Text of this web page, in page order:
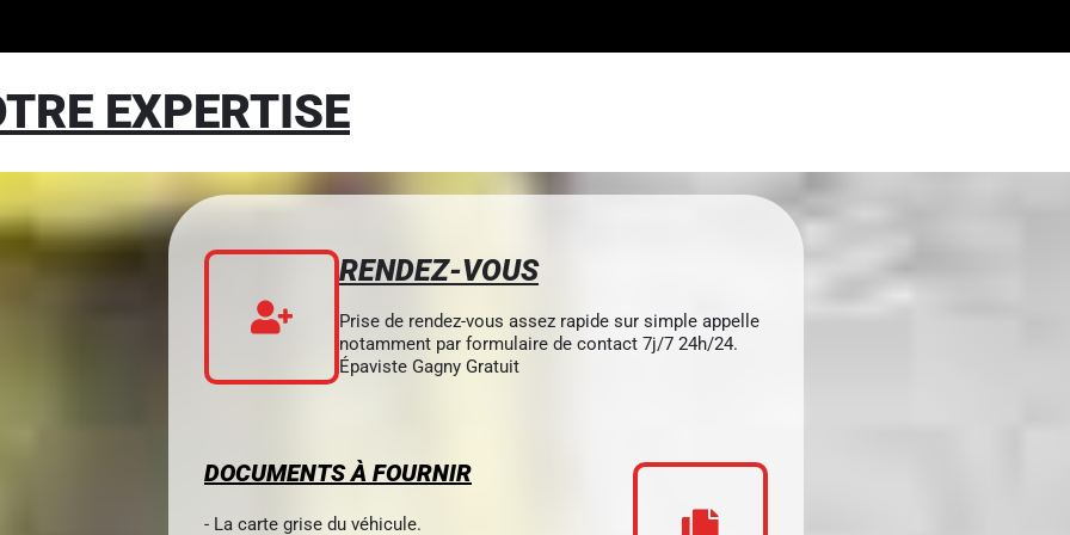
EXPERTISE
RENDEZ-VOUS
Prise de rendez-vous assez rapide sur simple appelle
notamment par formulaire de contact 7j/7 24h/24.
Épaviste Gagny Gratuit
DOCUMENTS À FOURNIR
- La carte grise du véhicule.